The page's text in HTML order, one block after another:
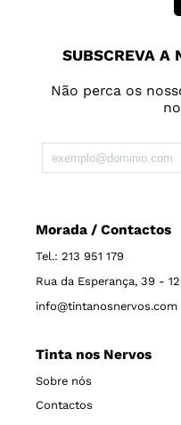
SUBSCREVA A
Não perca os
Morada / Contactos
Tel.: 213 951 179
Rua da Esperança, 39 -
info@tintanosnervos.com
Tinta nos Nervos
Sobre nós
Contactos